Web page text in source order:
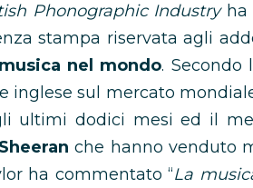
Phonographic Industryha
stampa riservata agli
nel mondo. Secondo
inglese sul mercato
ultimi dodici mesi ed il
che hanno venduto
ha commentato “La